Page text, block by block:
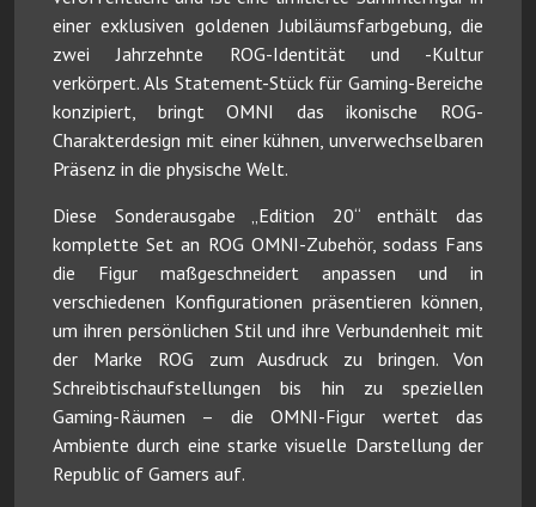
einer exklusiven goldenen Jubiläumsfarbgebung, die
zwei Jahrzehnte ROG-Identität und -Kultur
verkörpert. Als Statement-Stück für Gaming-Bereiche
konzipiert, bringt OMNI das ikonische ROG-
Charakterdesign mit einer kühnen, unverwechselbaren
Präsenz in die physische Welt.
Diese Sonderausgabe „Edition 20“ enthält das
komplette Set an ROG OMNI-Zubehör, sodass Fans
die Figur maßgeschneidert anpassen und in
verschiedenen Konfigurationen präsentieren können,
um ihren persönlichen Stil und ihre Verbundenheit mit
der Marke ROG zum Ausdruck zu bringen. Von
Schreibtischaufstellungen bis hin zu speziellen
Gaming-Räumen – die OMNI-Figur wertet das
Ambiente durch eine starke visuelle Darstellung der
Republic of Gamers auf.